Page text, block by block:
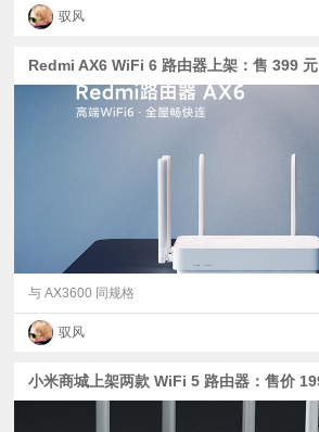
驭风
Redmi AX6 WiFi 6 路由器上架：售 399 元
与 AX3600 同规格
驭风